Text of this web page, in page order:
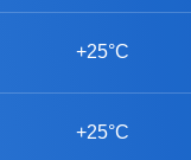
+25°C
+25°C